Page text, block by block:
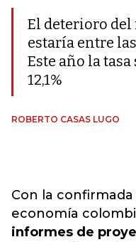
El deterioro
estaría entre
Este año la
12,1%
ROBERTO CASAS LUGO
Con la
economía
informes de